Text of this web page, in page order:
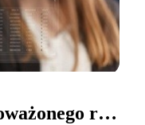
Specjalistka ds. zrównoważonego rozwoju